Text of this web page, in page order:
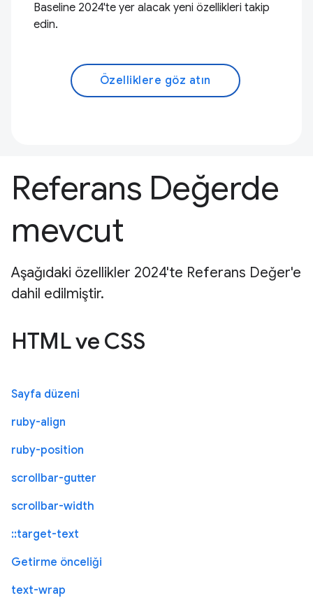
Baseline 2024'te yer alacak yeni özellikleri takip
edin.
Özelliklere göz atın
Referans Değerde
mevcut
Aşağıdaki özellikler 2024'te Referans Değer'e
dahil edilmiştir.
HTML ve CSS
Sayfa düzeni
ruby-align
ruby-position
scrollbar-gutter
scrollbar-width
::target-text
Getirme önceliği
text-wrap